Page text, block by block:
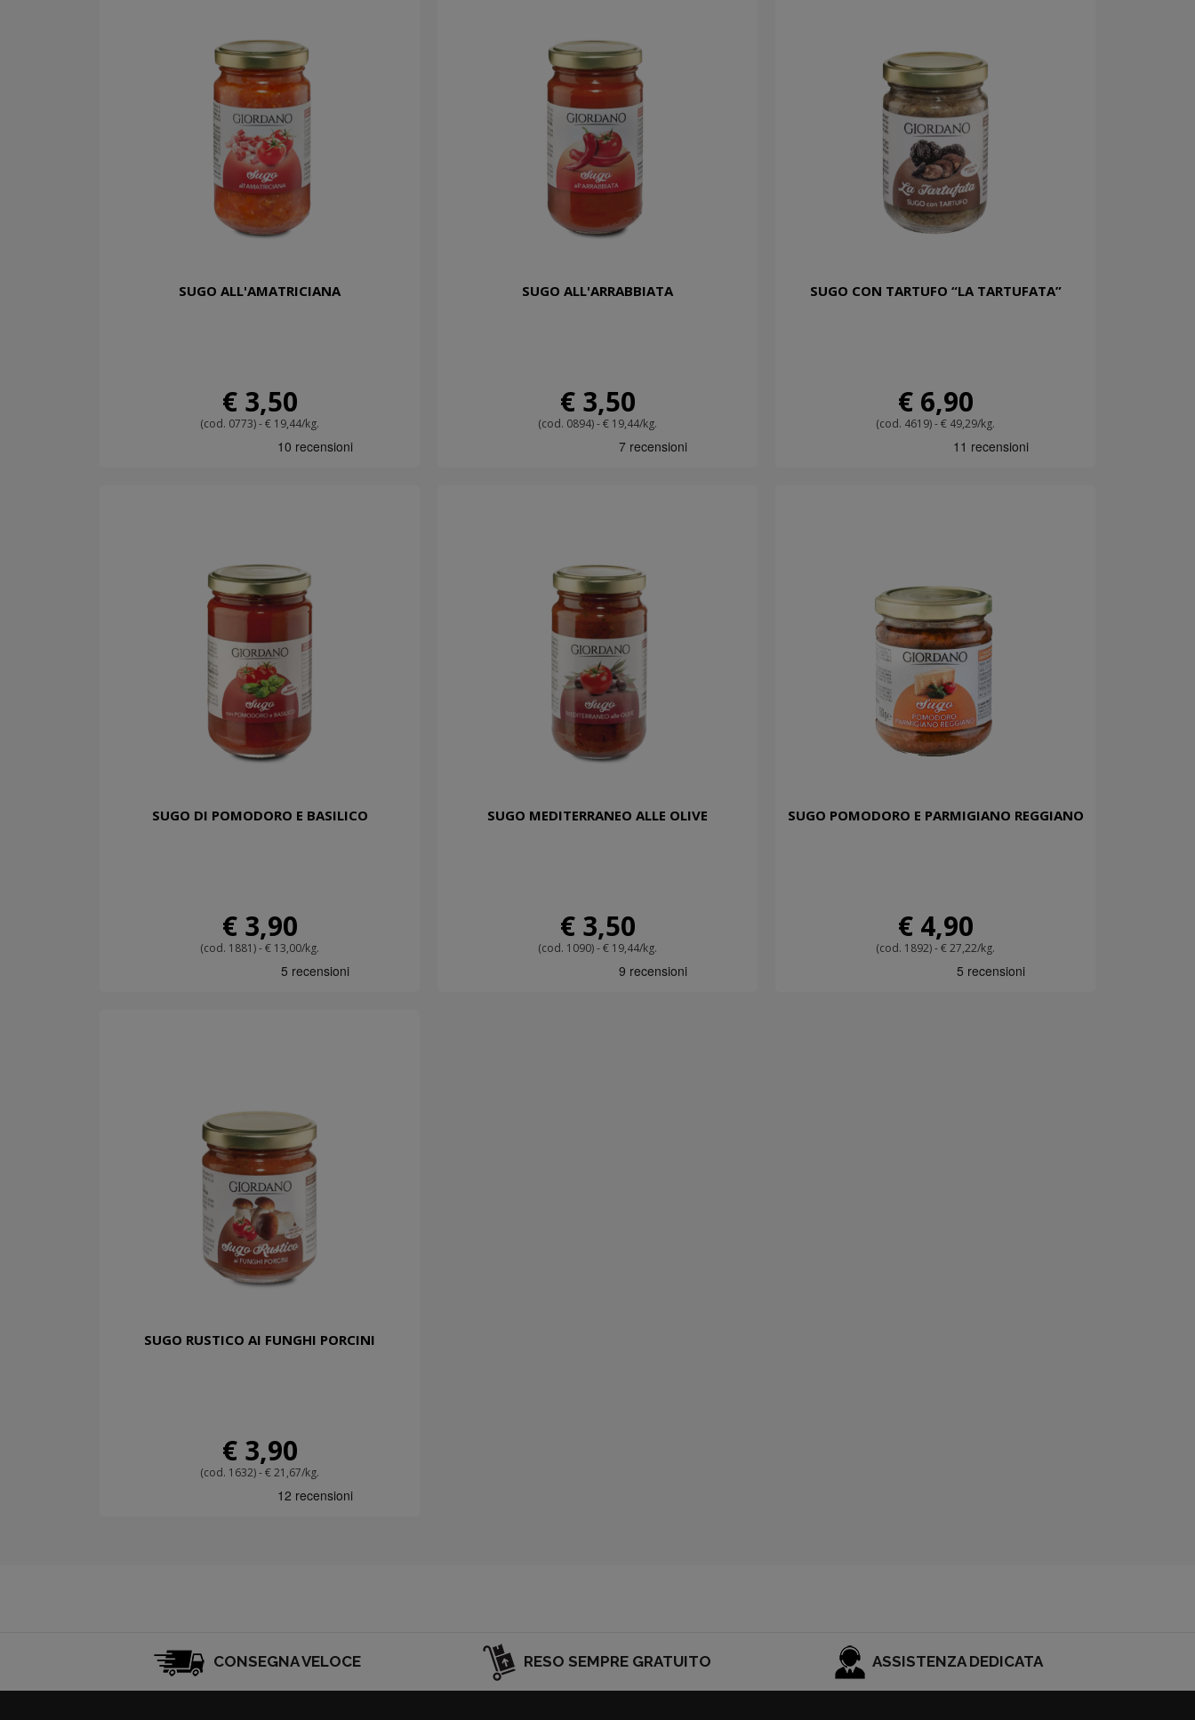
SUGO ALL'AMATRICIANA
€ 3,50
(cod. 0773) - € 19,44/kg.
SUGO ALL'ARRABBIATA
€ 3,50
(cod. 0894) - € 19,44/kg.
SUGO CON TARTUFO “LA TARTUFATA”
€ 6,90
(cod. 4619) - € 49,29/kg.
SUGO DI POMODORO E BASILICO
€ 3,90
(cod. 1881) - € 13,00/kg.
SUGO MEDITERRANEO ALLE OLIVE
€ 3,50
(cod. 1090) - € 19,44/kg.
SUGO POMODORO E PARMIGIANO REGGIANO
€ 4,90
(cod. 1892) - € 27,22/kg.
SUGO RUSTICO AI FUNGHI PORCINI
€ 3,90
(cod. 1632) - € 21,67/kg.
CONSEGNA VELOCE RESO SEMPRE GRATUITO ASSISTENZA DEDICATA